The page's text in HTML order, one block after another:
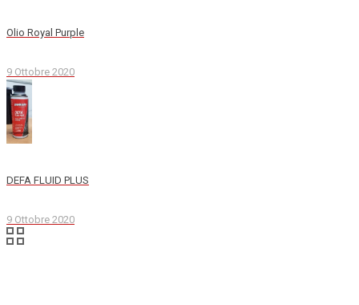
Olio Royal Purple
9 Ottobre 2020
DEFA FLUID PLUS
9 Ottobre 2020